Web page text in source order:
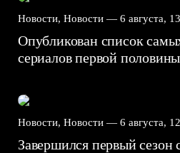
Новости, Новости — 6 августа,
Опубликован список
сериалов первой
Новости, Новости — 6 августа,
Завершился первый сезон